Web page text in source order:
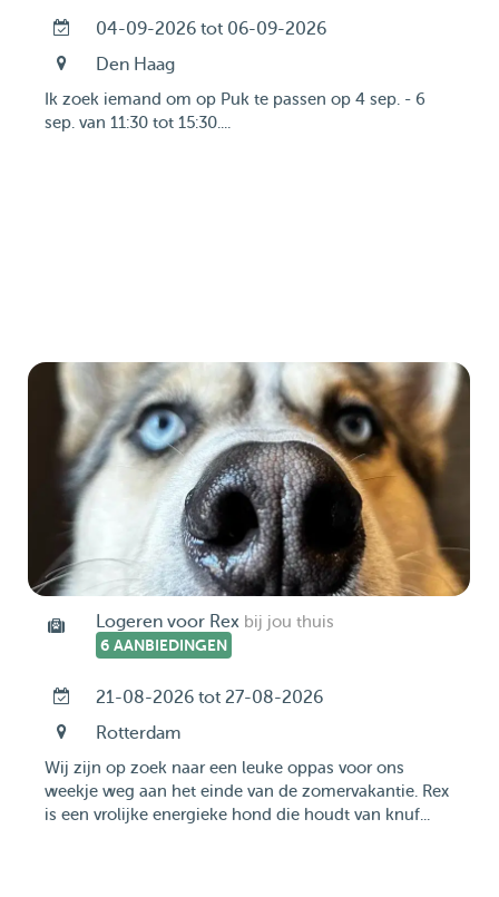
04-09-2026 tot 06-09-2026
Den Haag
Ik zoek iemand om op Puk te passen op 4 sep. - 6
sep. van 11:30 tot 15:30....
Logeren voor Rex bij jou thuis
6 AANBIEDINGEN
21-08-2026 tot 27-08-2026
Rotterdam
Wij zijn op zoek naar een leuke oppas voor ons
weekje weg aan het einde van de zomervakantie. Rex
is een vrolijke energieke hond die houdt van knuf...